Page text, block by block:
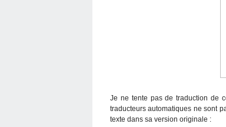
Je ne tente pas de traduction de
traducteurs automatiques ne sont
texte dans sa version originale :